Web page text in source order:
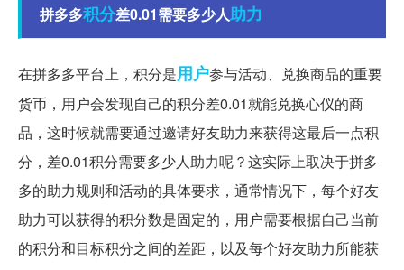
拼多多积分差0.01需要多少人助力
在拼多多平台上，积分是用户参与活动、兑换商品的重要
货币，用户会发现自己的积分差0.01就能兑换心仪的商
品，这时候就需要通过邀请好友助力来获得这最后一点积
分，差0.01积分需要多少人助力呢？这实际上取决于拼多
多的助力规则和活动的具体要求，通常情况下，每个好友
助力可以获得的积分数是固定的，用户需要根据自己当前
的积分和目标积分之间的差距，以及每个好友助力所能获